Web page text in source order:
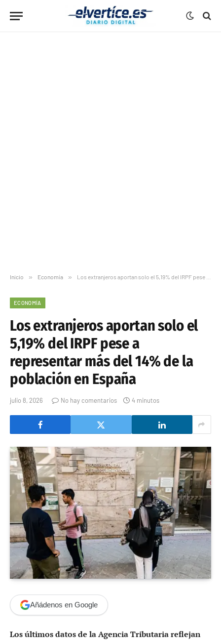
Inicio » Economía » Los extranjeros aportan solo el 5,19% del IRPF pese a representar más del 14% de la población en España
ECONOMÍA
Los extranjeros aportan solo el
5,19% del IRPF pese a
representar más del 14% de la
población en España
julio 8, 2026 No hay comentarios 4 minutos
Añádenos en Google
Los últimos datos de la Agencia Tributaria reflejan